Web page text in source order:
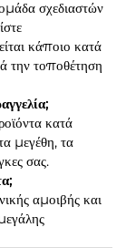
σχεδιαστών
κάποιο κατά
την τοποθέτηση
κατά
μεγέθη, τα
σας.
αμοιβής και